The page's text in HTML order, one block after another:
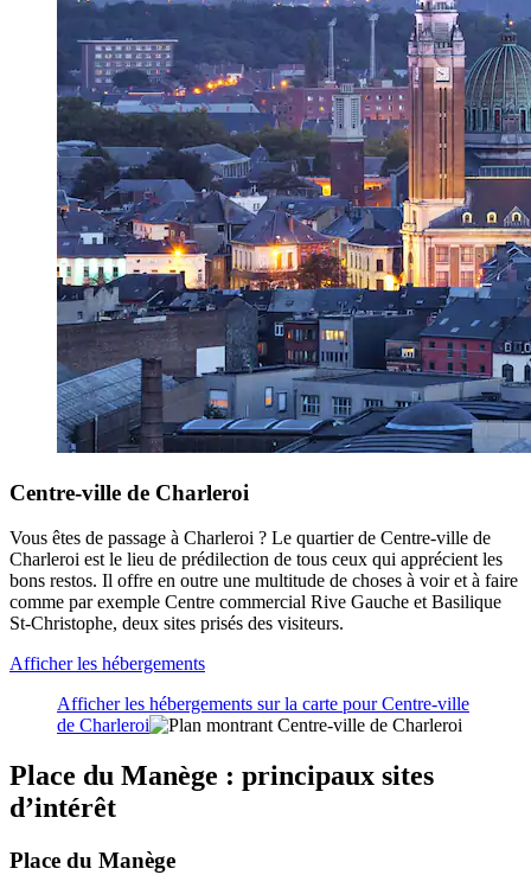
Centre-ville de Charleroi
Vous êtes de passage à Charleroi ? Le quartier de Centre-ville de
Charleroi est le lieu de prédilection de tous ceux qui apprécient les
bons restos. Il offre en outre une multitude de choses à voir et à faire
comme par exemple Centre commercial Rive Gauche et Basilique
St-Christophe, deux sites prisés des visiteurs.
Afficher les hébergements
Afficher les hébergements sur la carte pour Centre-ville
de Charleroi
Place du Manège : principaux sites
d’intérêt
Place du Manège